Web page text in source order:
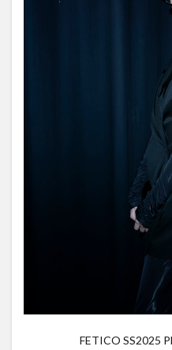
FETICO SS2025